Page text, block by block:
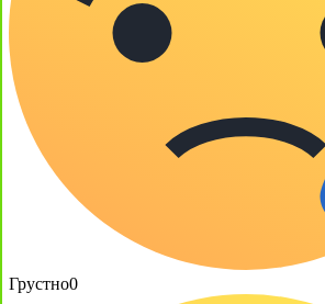
Грустно0